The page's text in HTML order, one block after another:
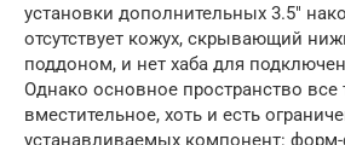
установки дополнительных 3.5″
отсутствует кожух, скрывающий
поддоном, и нет хаба для
Однако основное пространство все
вместительное, хоть и есть
устанавливаемых компонент: